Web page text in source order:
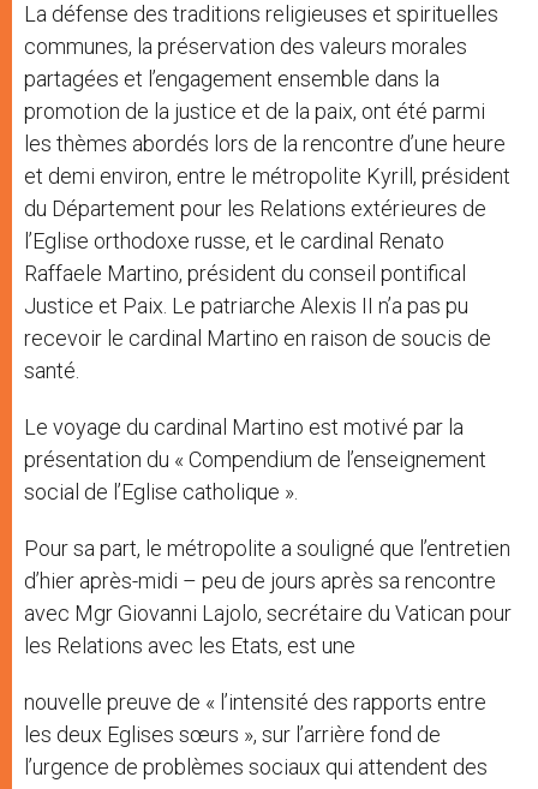
La défense des traditions religieuses et spirituelles
communes, la préservation des valeurs morales
partagées et l’engagement ensemble dans la
promotion de la justice et de la paix, ont été parmi
les thèmes abordés lors de la rencontre d’une heure
et demi environ, entre le métropolite Kyrill, président
du Département pour les Relations extérieures de
l’Eglise orthodoxe russe, et le cardinal Renato
Raffaele Martino, président du conseil pontifical
Justice et Paix. Le patriarche Alexis II n’a pas pu
recevoir le cardinal Martino en raison de soucis de
santé.
Le voyage du cardinal Martino est motivé par la
présentation du « Compendium de l’enseignement
social de l’Eglise catholique ».
Pour sa part, le métropolite a souligné que l’entretien
d’hier après-midi – peu de jours après sa rencontre
avec Mgr Giovanni Lajolo, secrétaire du Vatican pour
les Relations avec les Etats, est une
nouvelle preuve de « l’intensité des rapports entre
les deux Eglises sœurs », sur l’arrière fond de
l’urgence de problèmes sociaux qui attendent des